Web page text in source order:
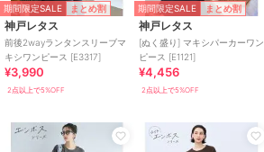
期間限定SALE まとめ割
神戸レタス
前後2wayランタンスリーブマ
キシワンピース [E3317]
¥3,990
2点以上で5%OFF
期間限定SALE まとめ割
神戸レタス
[ぬく盛り] マキシパーカーワン
ピース [E1121]
¥4,456
2点以上で5%OFF